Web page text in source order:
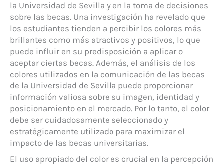
la Universidad de Sevilla y en la toma de decisiones
sobre las becas. Una investigación ha revelado que
los estudiantes tienden a percibir los colores más
brillantes como más atractivos y positivos, lo que
puede influir en su predisposición a aplicar o
aceptar ciertas becas. Además, el análisis de los
colores utilizados en la comunicación de las becas
de la Universidad de Sevilla puede proporcionar
información valiosa sobre su imagen, identidad y
posicionamiento en el mercado. Por lo tanto, el color
debe ser cuidadosamente seleccionado y
estratégicamente utilizado para maximizar el
impacto de las becas universitarias.
El uso apropiado del color es crucial en la percepción